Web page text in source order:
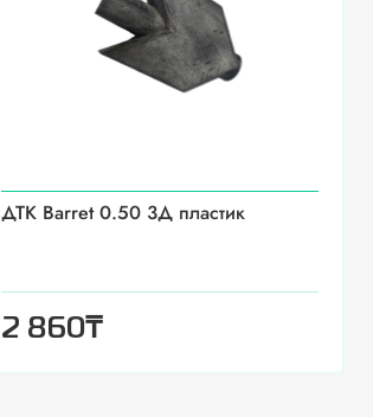
ДТК Barret 0.50 3Д пластик
2 860₸